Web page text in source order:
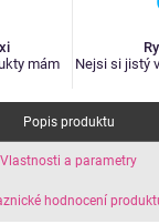
mám
Nejsi si jistý
Popis produktu
Vlastnosti a parametry
hodnocení